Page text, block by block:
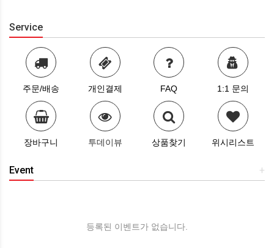
Service
주문/배송 개인결제 FAQ 1:1 문의
장바구니 투데이뷰 상품찾기 위시리스트
+
Event
등록된 이벤트가 없습니다.